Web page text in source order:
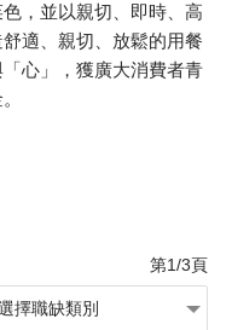
，並以親切、即時、高
適、親切、放鬆的用餐
心」，獲廣大消費者青
第1/3頁